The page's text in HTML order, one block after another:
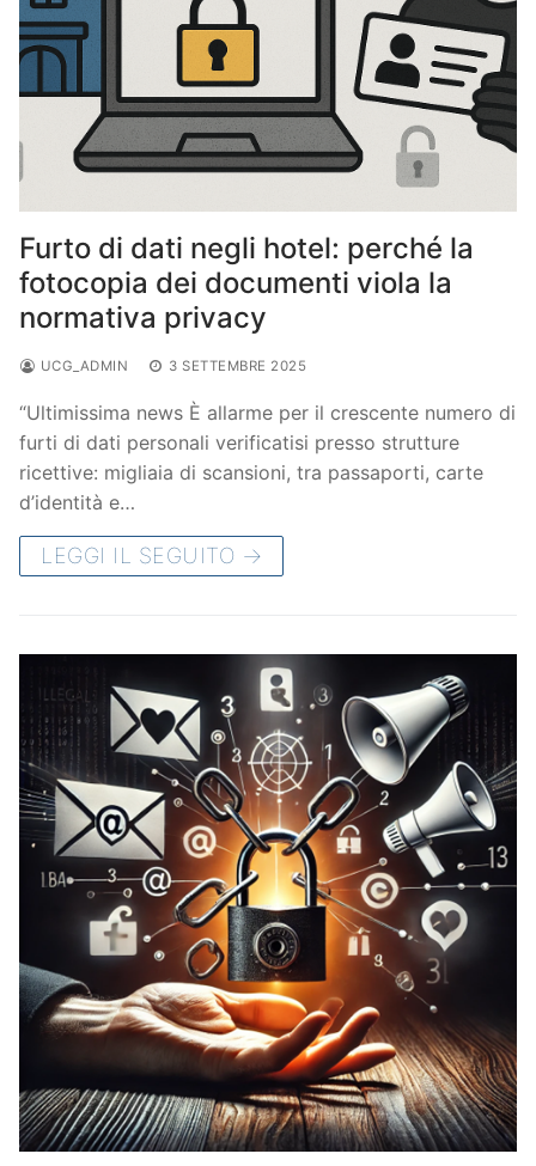
Furto di dati negli hotel: perché la
fotocopia dei documenti viola la
normativa privacy
UCG_ADMIN 3 SETTEMBRE 2025
“Ultimissima news È allarme per il crescente numero di
furti di dati personali verificatisi presso strutture
ricettive: migliaia di scansioni, tra passaporti, carte
d’identità e…
LEGGI IL SEGUITO →